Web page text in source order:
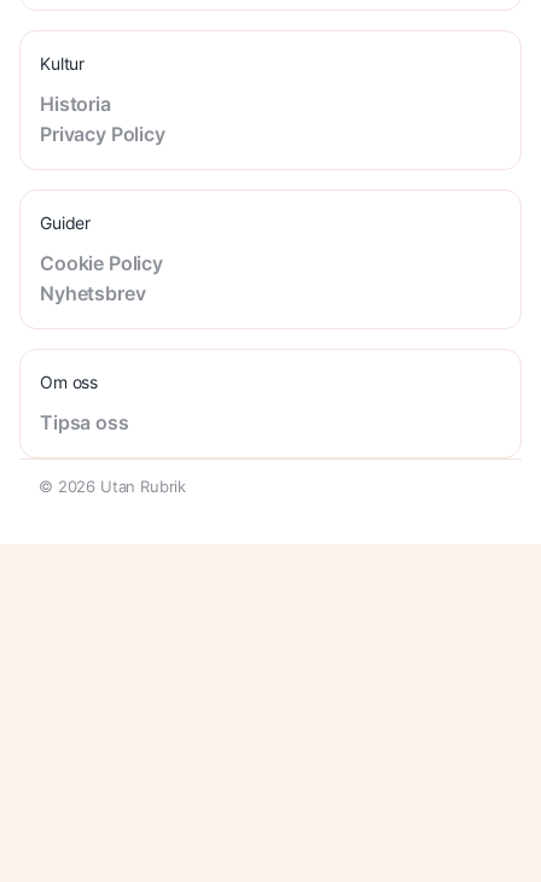
Kultur
Historia
Privacy Policy
Guider
Cookie Policy
Nyhetsbrev
Om oss
Tipsa oss
© 2026 Utan Rubrik